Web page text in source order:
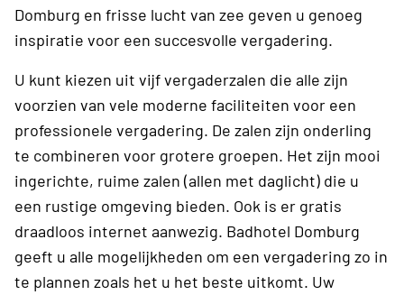
Domburg en frisse lucht van zee geven u genoeg
inspiratie voor een succesvolle vergadering.
U kunt kiezen uit vijf vergaderzalen die alle zijn
voorzien van vele moderne faciliteiten voor een
professionele vergadering. De zalen zijn onderling
te combineren voor grotere groepen. Het zijn mooi
ingerichte, ruime zalen (allen met daglicht) die u
een rustige omgeving bieden. Ook is er gratis
draadloos internet aanwezig. Badhotel Domburg
geeft u alle mogelijkheden om een vergadering zo in
te plannen zoals het u het beste uitkomt. Uw